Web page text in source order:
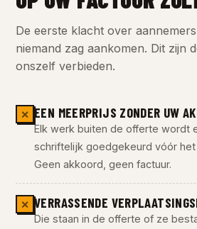
De eerste klacht over
niemand zag aankomen. Dit zijn
onszelf verbieden.
✕ EEN MEERPRIJS ZONDER UW
Elk werk buiten de offerte wordt
schriftelijk goedgekeurd vóór
Geen akkoord, geen factuur.
✕ VERRASSENDE
Die staan in de offerte of ze